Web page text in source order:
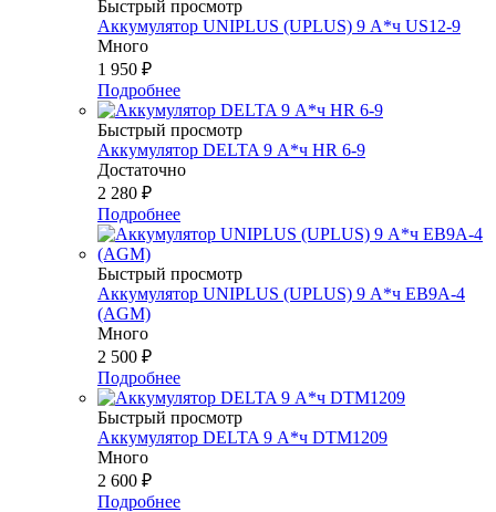
Быстрый просмотр
Аккумулятор UNIPLUS (UPLUS) 9 А*ч US12-9
Много
1 950 ₽
Подробнее
Быстрый просмотр
Аккумулятор DELTA 9 А*ч HR 6-9
Достаточно
2 280 ₽
Подробнее
Быстрый просмотр
Аккумулятор UNIPLUS (UPLUS) 9 А*ч EB9A-4
(AGM)
Много
2 500 ₽
Подробнее
Быстрый просмотр
Аккумулятор DELTA 9 А*ч DTM1209
Много
2 600 ₽
Подробнее